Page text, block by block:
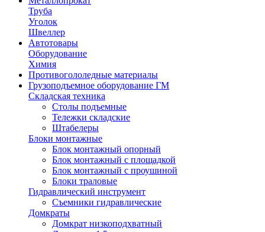
Труба
Уголок
Швеллер
Автотовары
Оборудование
Химия
Противогололедные материалы
Грузоподъемное оборудование ГМ
Складская техника
Столы подъемные
Тележки складские
Штабелеры
Блоки монтажные
Блок монтажный опорный
Блок монтажный с площадкой
Блок монтажный с проушиной
Блоки траловые
Гидравлический инструмент
Съемники гидравлические
Домкраты
Домкрат низкоподхватный